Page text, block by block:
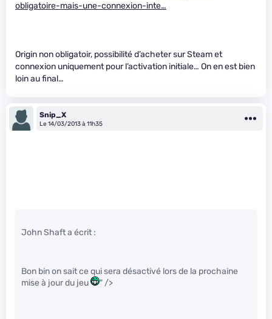
obligatoire-mais-une-connexion-inte…
Origin non obligatoir, possibilité d’acheter sur Steam et
connexion uniquement pour l’activation initiale… On en est bien
loin au final…
Snip_X
Le 14/03/2013 à 11h35
John Shaft a écrit :
Bon bin on sait ce qui sera désactivé lors de la prochaine
mise à jour du jeu
" />